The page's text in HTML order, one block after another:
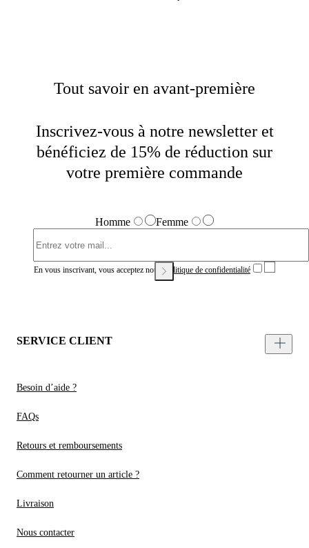
Tout savoir en avant-première
Inscrivez-vous à notre newsletter et
bénéficiez de 15% de réduction sur
votre première commande
Homme Femme
En vous inscrivant, vous acceptez notrePolitique de confidentialité
SERVICE CLIENT
Besoin d’aide ?
FAQs
Retours et remboursements
Comment retourner un article ?
Livraison
Nous contacter